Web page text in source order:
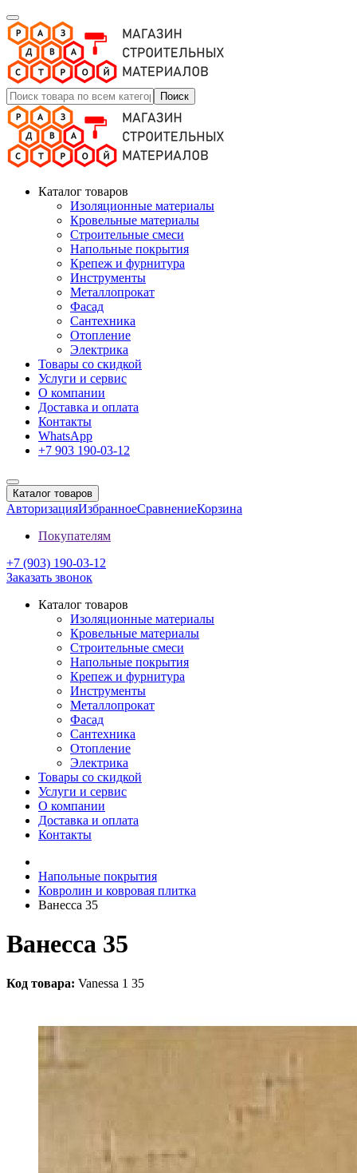
Поиск
Каталог товаров
Изоляционные материалы
Кровельные материалы
Строительные смеси
Напольные покрытия
Крепеж и фурнитура
Инструменты
Металлопрокат
Фасад
Сантехника
Отопление
Электрика
Товары со скидкой
Услуги и сервис
О компании
Доставка и оплата
Контакты
WhatsApp
+7 903 190-03-12
Каталог товаров
АвторизацияИзбранноеСравнениеКорзина
Покупателям
+7 (903) 190-03-12
Заказать звонок
Каталог товаров
Изоляционные материалы
Кровельные материалы
Строительные смеси
Напольные покрытия
Крепеж и фурнитура
Инструменты
Металлопрокат
Фасад
Сантехника
Отопление
Электрика
Товары со скидкой
Услуги и сервис
О компании
Доставка и оплата
Контакты
Напольные покрытия
Ковролин и ковровая плитка
Ванесса 35
Ванесса 35
Код товара: Vanessa 1 35